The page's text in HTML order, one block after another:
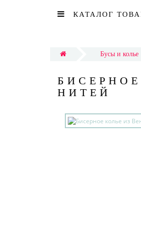
КАТАЛОГ
Бусы и колье
НИТЕЙ